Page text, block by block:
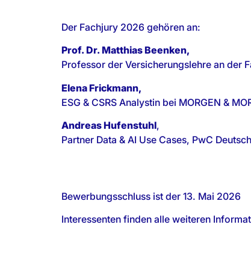
Der Fachjury 2026 gehören an:
Prof. Dr. Matthias Beenken,
Professor der Versicherungslehre an der
Elena Frickmann,
ESG & CSRS Analystin bei MORGEN &
Andreas Hufenstuhl,
Partner Data & AI Use Cases, PwC
Bewerbungsschluss ist der 13. Mai 2026
Interessenten finden alle weiteren